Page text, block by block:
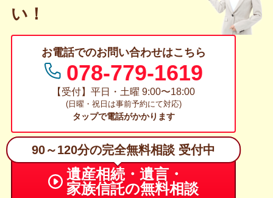
い！
お電話でのお問い合わせはこちら
078-779-1619
【受付】平日・土曜 9:00〜18:00
(日曜・祝日は事前予約にて対応)
タップで電話がかかります
90～120分の完全無料相談 受付中
遺産相続・遺言・
家族信託の無料相談